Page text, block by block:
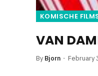
KOMISCHE
VAN
By Bjorn February